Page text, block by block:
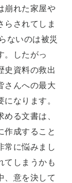
崩れた家屋や
らされてしま
ないのは被災
。したがっ
史資料の救出
さんへの最大
なります。
る文書は、
作成すること
常に悩みまし
てしまうかも
、意を決して